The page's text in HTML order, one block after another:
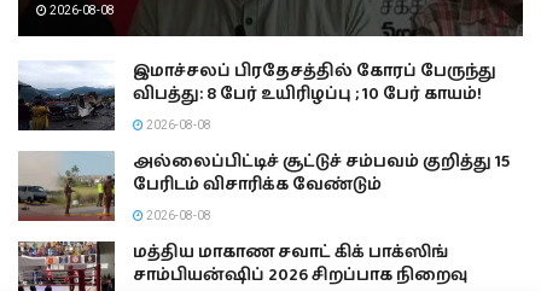
2026-08-08
இமாச்சலப் பிரதேசத்தில் கோரப் பேருந்து
விபத்து: 8 பேர் உயிரிழப்பு ; 10 பேர் காயம்!
2026-08-08
அல்லைப்பிட்டிச் சூட்டுச் சம்பவம் குறித்து 15
பேரிடம் விசாரிக்க வேண்டும்
2026-08-08
மத்திய மாகாண சவாட் கிக் பாக்ஸிங்
சாம்பியன்ஷிப் 2026 சிறப்பாக நிறைவு